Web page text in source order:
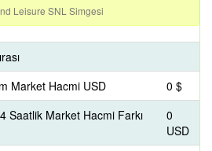
Leisure SNL Simgesi
Market Hacmi USD
0 $
Saatlik Market Hacmi Farkı
0
USD